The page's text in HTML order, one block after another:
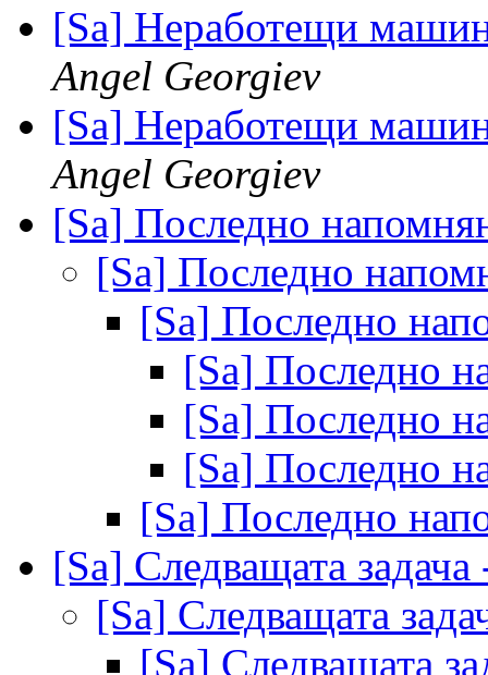
[Sa] Неработещи
Angel Georgiev
[Sa] Неработещи
Angel Georgiev
[Sa] Последно
[Sa] Последно
[Sa] Последно
[Sa] Последно
[Sa] Последно
[Sa] Последно
[Sa] Последно
[Sa] Следващата
[Sa] Следващата
[Sa] Следващата